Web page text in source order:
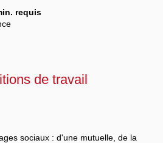
requis
de travail
sociaux : d'une mutuelle, de la